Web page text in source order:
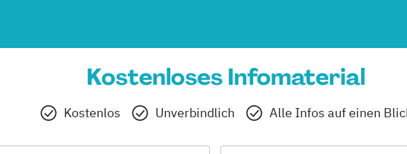
Kostenloses Infomaterial
Kostenlos Unverbindlich Alle Infos auf einen